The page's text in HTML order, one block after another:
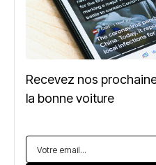
Recevez nos
la bonne voiture